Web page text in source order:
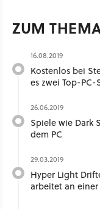
ZUM
16.08.2019
Kostenlos bei
es zwei Top-
26.06.2019
Spiele wie Dark
dem PC
29.03.2019
Hyper Light
arbeitet an